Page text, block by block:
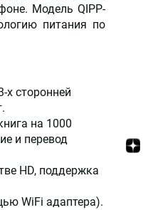
Модель QIPP-
питания по
х сторонней
на 1000
и перевод
HD, поддержка
WiFi адаптера).